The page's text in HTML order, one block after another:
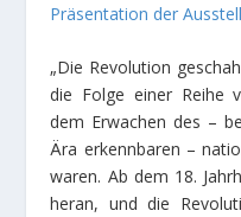
Präsentation der
„Die Revolution
die Folge einer Reihe
dem Erwachen des –
Ära erkennbaren –
waren. Ab dem 18.
heran, und die